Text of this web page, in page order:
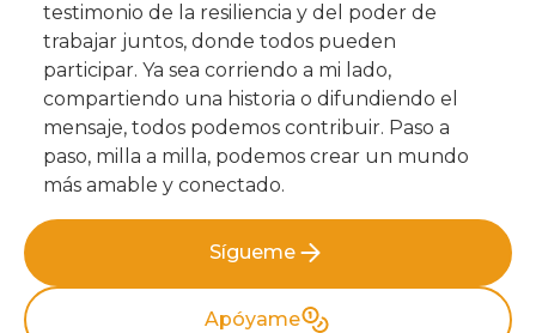
testimonio de la resiliencia y del poder de
trabajar juntos, donde todos pueden
participar. Ya sea corriendo a mi lado,
compartiendo una historia o difundiendo el
mensaje, todos podemos contribuir. Paso a
paso, milla a milla, podemos crear un mundo
más amable y conectado.
Sígueme
Sígueme
Apóyame
Apóyame